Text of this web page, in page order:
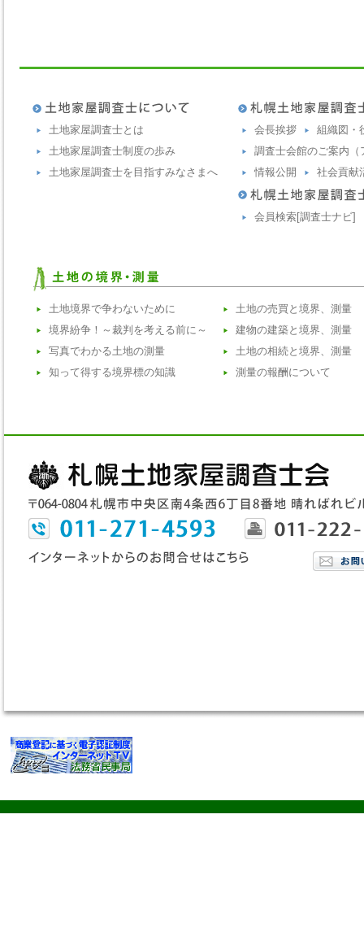
土地家屋調査士とは
土地家屋調査士制度の歩み
土地家屋調査士を目指すみなさまへ
会長挨拶
組織図・
調査士会館のご案内（
情報公開
社会貢献
会員検索[調査士ナビ]
土地境界で争わないために
境界紛争！～裁判を考える前に～
写真でわかる土地の測量
知って得する境界標の知識
土地の売買と境界、測量
建物の建築と境界、測量
土地の相続と境界、測量
測量の報酬について